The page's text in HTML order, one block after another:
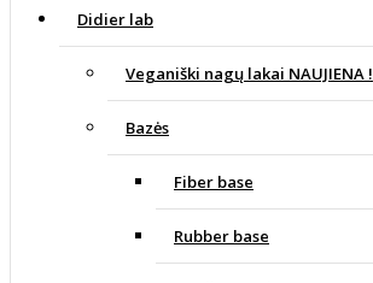
Didier lab
Veganiški nagų lakai NAUJIENA !
Bazės
Fiber base
Rubber base